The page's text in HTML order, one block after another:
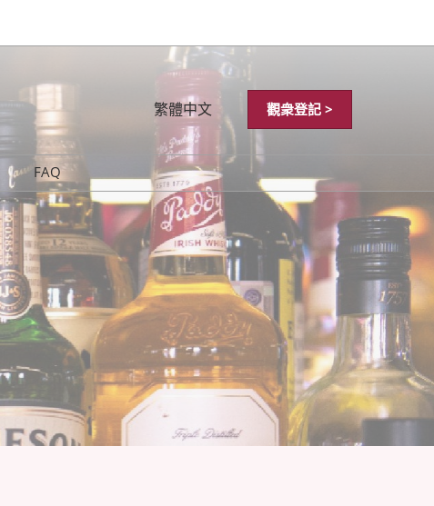
繁體中文
Japanese
English
简体中文
繁體中文
한국어
觀衆登記 >
FAQ